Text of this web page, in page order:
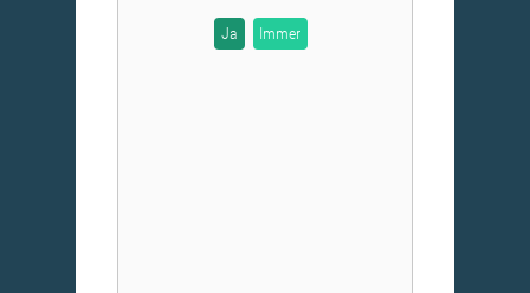
Ja Immer